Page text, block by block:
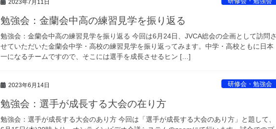
2023年7月11日
勉強会：金蘭会中高の練習見学を振り返る
勉強会：金蘭会中高の練習見学を振り返る 今回は6月24日、JVCA総会の企画として訪問さ
せていただいた金蘭会中学・高校の練習見学を振り返ってみます。中学・高校ともに日本
一になるチームですので、そこには選手を成長させるヒン […]
2023年6月14日 研修会・勉強会
勉強会：選手が成長する大会の在り方
勉強会：選手が成長する大会のあり方 今回は「選手が成長する大会のあり方」と題して、